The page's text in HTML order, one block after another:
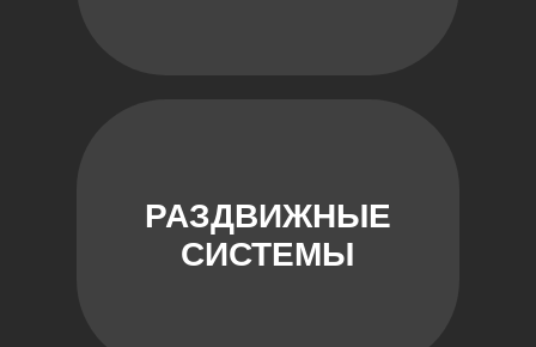
РАЗДВИЖНЫЕ
СИСТЕМЫ